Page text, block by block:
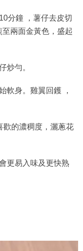
分鐘 ，薯仔去皮切
兩面金黃色，盛起
炒勻。
軟身。雞翼回鑊 ，
歡的濃稠度，灑蔥花
更易入味及更快熟